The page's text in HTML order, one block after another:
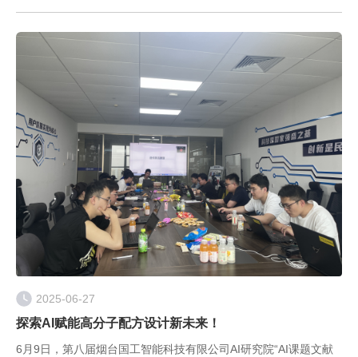
2025-06-27
探索AI赋能高分子配方设计新未来！
6月9日，第八届烟台国工智能科技有限公司AI研究院“AI课题文献